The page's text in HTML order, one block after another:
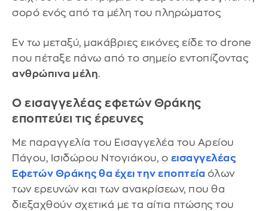
σορό ενός από τα μέλη του πληρώματος
Εν τω μεταξύ, μακάβριες εικόνες είδε το drone
που πέταξε πάνω από το σημείο εντοπίζοντας
ανθρώπινα μέλη.
Ο εισαγγελέας εφετών Θράκης
εποπτεύει τις έρευνες
Με παραγγελία του Εισαγγελέα του Αρείου
Πάγου, Ισιδώρου Ντογιάκου, ο εισαγγελέας
Εφετών Θράκης θα έχει την εποπτεία όλων
των ερευνών και των ανακρίσεων, που θα
διεξαχθούν σχετικά με τα αίτια πτώσης του